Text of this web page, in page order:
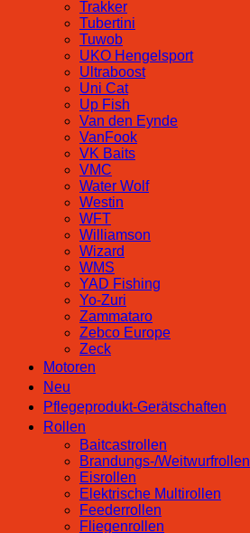
Trakker
Tubertini
Tuwob
UKO Hengelsport
Ultraboost
Uni Cat
Up Fish
Van den Eynde
VanFook
VK Baits
VMC
Water Wolf
Westin
WFT
Williamson
Wizard
WMS
YAD Fishing
Yo-Zuri
Zammataro
Zebco Europe
Zeck
Motoren
Neu
Pflegeprodukt-Gerätschaften
Rollen
Baitcastrollen
Brandungs-/Weitwurfrollen
Eisrollen
Elektrische Multirollen
Feederrollen
Fliegenrollen